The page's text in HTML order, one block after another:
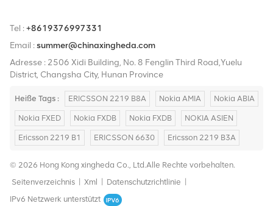
Tel :+8619376997331
Email :summer@chinaxingheda.com
Adresse : 2506 Xidi Building, No. 8 Fenglin Third Road,Yuelu
District, Changsha City, Hunan Province
Heiße Tags : ERICSSON 2219 B8A Nokia AMIA Nokia ABIA
Nokia FXED Nokia FXDB Nokia FXDB NOKIA ASIEN
Ericsson 2219 B1 ERICSSON 6630 Ericsson 2219 B3A
© 2026 Hong Kong xingheda Co., Ltd.Alle Rechte vorbehalten.
Seitenverzeichnis
Xml Datenschutzrichtlinie
IPv6 Netzwerk unterstützt